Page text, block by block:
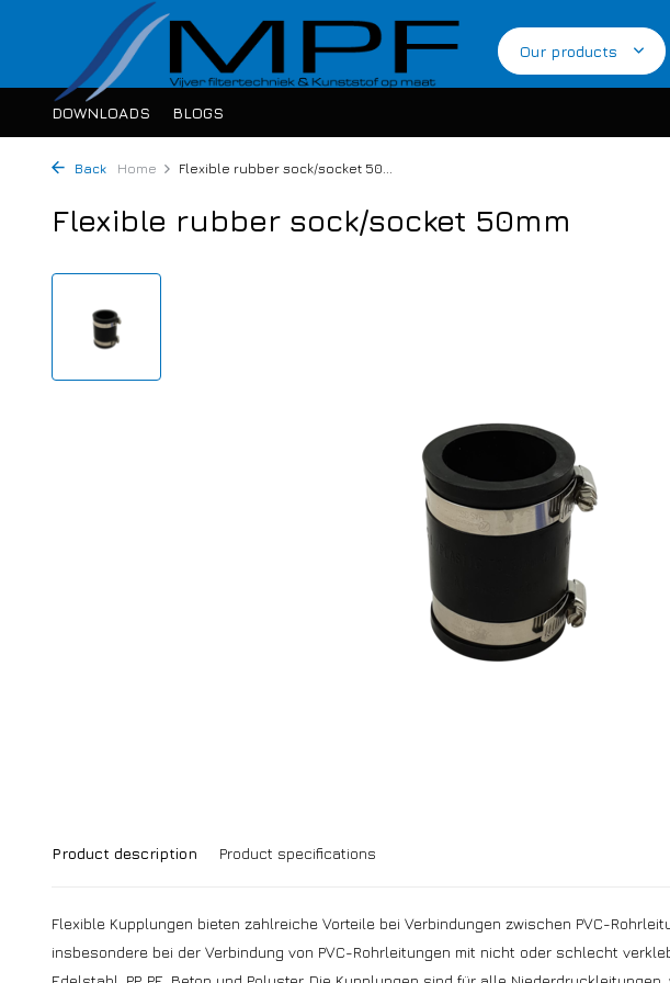
Our products
DOWNLOADS BLOGS
Back Home Flexible rubber sock/socket 50...
Flexible rubber sock/socket 50mm
Product description Product specifications
Flexible Kupplungen bieten zahlreiche Vorteile bei Verbindungen zwischen PVC-
insbesondere bei der Verbindung von PVC-Rohrleitungen mit nicht oder schlecht